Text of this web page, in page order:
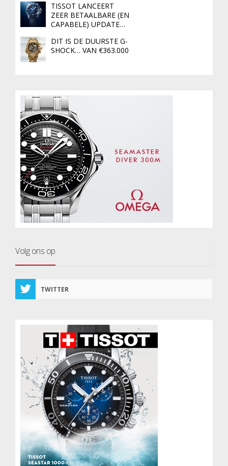
TISSOT LANCEERT
ZEER BETAALBARE (EN
CAPABELE) UPDATE…
DIT IS DE DUURSTE G-
SHOCK… VAN €363.000
Volg ons op
TWITTER